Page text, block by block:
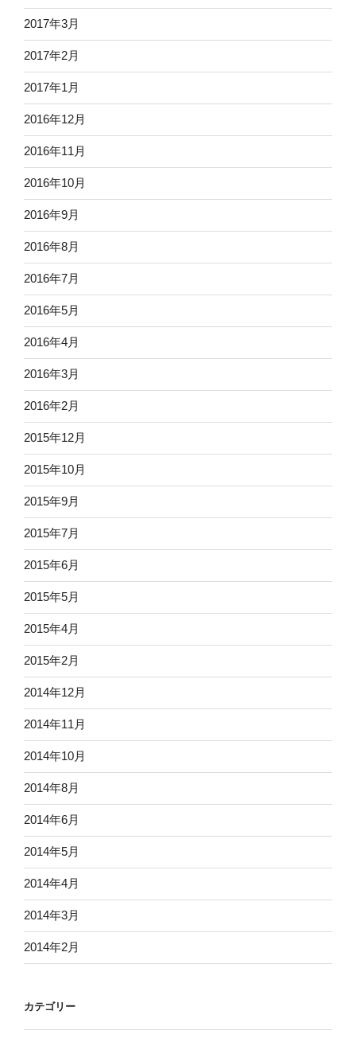
2017年3月
2017年2月
2017年1月
2016年12月
2016年11月
2016年10月
2016年9月
2016年8月
2016年7月
2016年5月
2016年4月
2016年3月
2016年2月
2015年12月
2015年10月
2015年9月
2015年7月
2015年6月
2015年5月
2015年4月
2015年2月
2014年12月
2014年11月
2014年10月
2014年8月
2014年6月
2014年5月
2014年4月
2014年3月
2014年2月
カテゴリー